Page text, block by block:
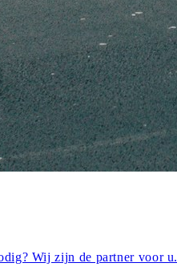
Wij zijn de partner voor u.